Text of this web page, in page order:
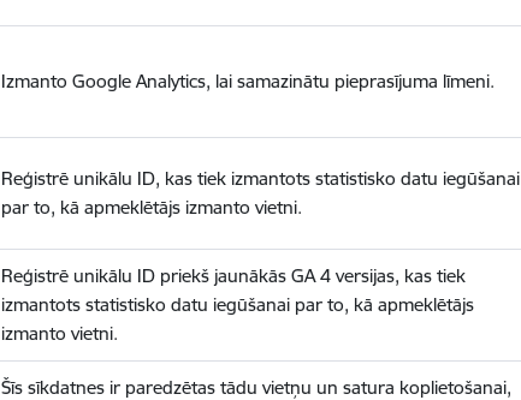
Izmanto Google Analytics, lai samazinātu pieprasījuma līmeni.
Reģistrē unikālu ID, kas tiek izmantots statistisko datu iegūšanai
par to, kā apmeklētājs izmanto vietni.
Reģistrē unikālu ID priekš jaunākās GA 4 versijas, kas tiek
izmantots statistisko datu iegūšanai par to, kā apmeklētājs
izmanto vietni.
Šīs sīkdatnes ir paredzētas tādu vietņu un satura koplietošanai,